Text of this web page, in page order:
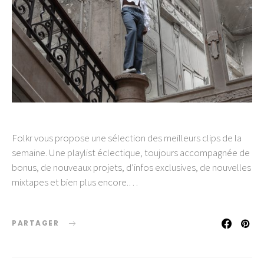
Folkr vous propose une sélection des meilleurs clips de la
semaine. Une playlist éclectique, toujours accompagnée de
bonus, de nouveaux projets, d’infos exclusives, de nouvelles
mixtapes et bien plus encore.…
PARTAGER